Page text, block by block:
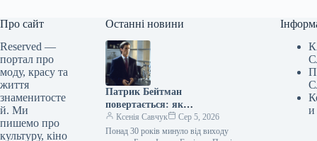
Про сайт
Reserved —
портал про
моду, красу та
життя
знаменитосте
й. Ми
пишемо про
культуру, кіно
Останні новини
Патрик Бейтман
повертається: як
“Американський психопат”
знову надихає модний світ
Ксенія Савчук
Сер 5, 2026
Понад 30 років минуло від виходу
и